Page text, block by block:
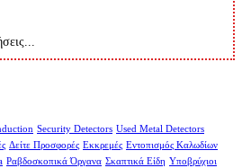
Security Detectors Used Metal Detectors
Δείτε Προσφορές Εκκρεμές Εντοπισμός Καλωδίων
Ραβδοσκοπικά Όργανα Σκαπτικά Είδη Υποβρύχιοι